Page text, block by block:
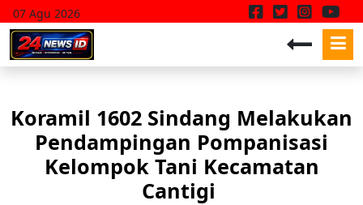
07 Agu 2026
Koramil 1602 Sindang Melakukan
Pendampingan Pompanisasi
Kelompok Tani Kecamatan
Cantigi